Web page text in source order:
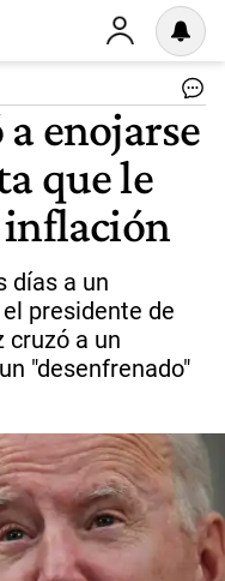
enojarse
que le
días a un
presidente de
cruzó a un
"desenfrenado"